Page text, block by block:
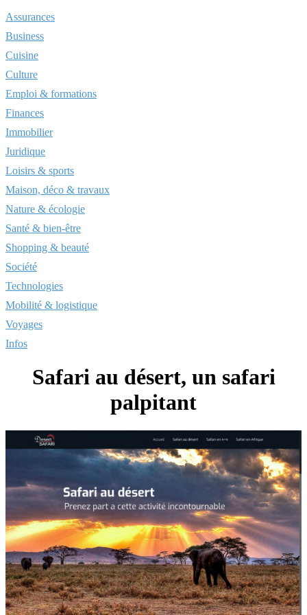
Assurances
Business
Cuisine
Culture
Emploi & formations
Finances
Immobilier
Juridique
Loisirs & sports
Maison, déco & travaux
Nature & écologie
Santé & bien-être
Shopping & beauté
Société
Technologies
Mobilité & logistique
Voyages
Infos
Safari au désert, un safari
palpitant